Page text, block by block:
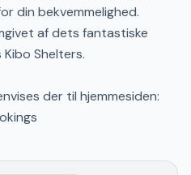
din bekvemmelighed.
af dets fantastiske
Shelters.
der til hjemmesiden: